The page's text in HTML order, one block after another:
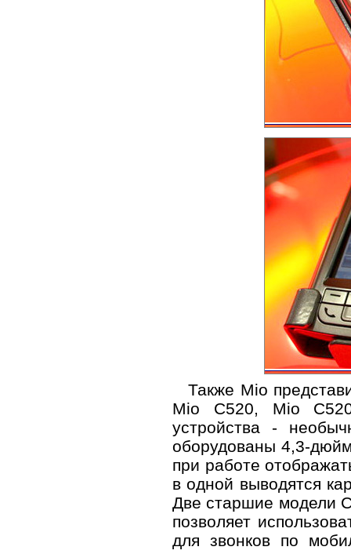
Также Mio
Mio C520, Mio
устройства -
оборудованы 4,3-
при работе
в одной выводятся
Две старшие модели
позволяет
для звонков по